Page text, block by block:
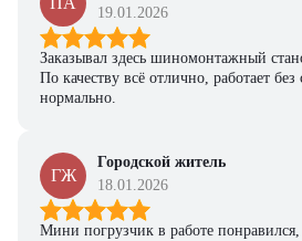
19.01.2026
Заказывал здесь шиномонтажный
По качеству всё отлично, работает
нормально.
ГЖ
Городской житель
18.01.2026
Мини погрузчик в работе